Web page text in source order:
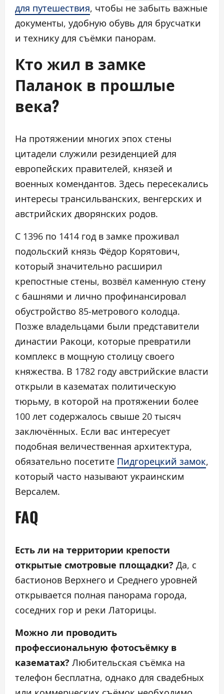
для путешествия, чтобы не забыть важные
документы, удобную обувь для брусчатки
и технику для съёмки панорам.
Кто жил в замке
Паланок в прошлые
века?
На протяжении многих эпох стены
цитадели служили резиденцией для
европейских правителей, князей и
военных комендантов. Здесь пересекались
интересы трансильванских, венгерских и
австрийских дворянских родов.
С 1396 по 1414 год в замке проживал
подольский князь Фёдор Корятович,
который значительно расширил
крепостные стены, возвёл каменную стену
с башнями и лично профинансировал
обустройство 85-метрового колодца.
Позже владельцами были представители
династии Ракоци, которые превратили
комплекс в мощную столицу своего
княжества. В 1782 году австрийские власти
открыли в казематах политическую
тюрьму, в которой на протяжении более
100 лет содержалось свыше 20 тысяч
заключённых. Если вас интересует
подобная величественная архитектура,
обязательно посетите Пидгорецкий замок,
который часто называют украинским
Версалем.
FAQ
Есть ли на территории крепости
открытые смотровые площадки? Да, с
бастионов Верхнего и Среднего уровней
открывается полная панорама города,
соседних гор и реки Латорицы.
Можно ли проводить
профессиональную фотосъёмку в
казематах? Любительская съёмка на
телефон бесплатна, однако для свадебных